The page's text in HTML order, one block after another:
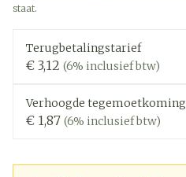
staat.
Terugbetalingstarief
€ 3,12 (6% inclusief btw)
Verhoogde tegemoetkoming
€ 1,87 (6% inclusief btw)